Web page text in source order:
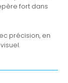
fort dans
précision, en